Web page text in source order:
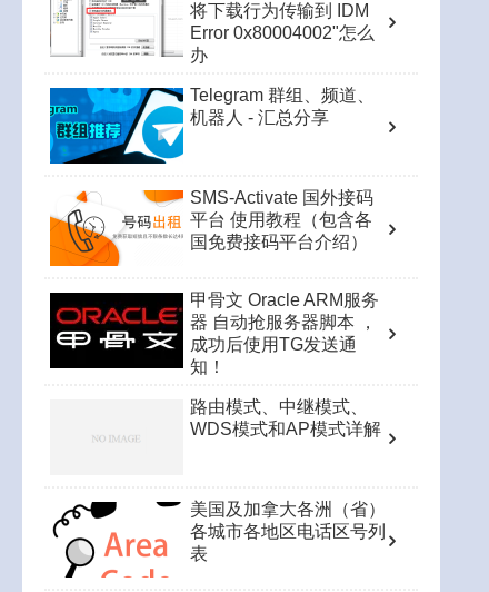
将下载行为传输到 IDM
Error 0x80004002"怎么
办
Telegram 群组、频道、
机器人 - 汇总分享
SMS-Activate 国外接码
平台 使用教程（包含各
国免费接码平台介绍）
甲骨文 Oracle ARM服务
器 自动抢服务器脚本 ，
成功后使用TG发送通
知！
路由模式、中继模式、
WDS模式和AP模式详解
美国及加拿大各洲（省）
各城市各地区电话区号列
表